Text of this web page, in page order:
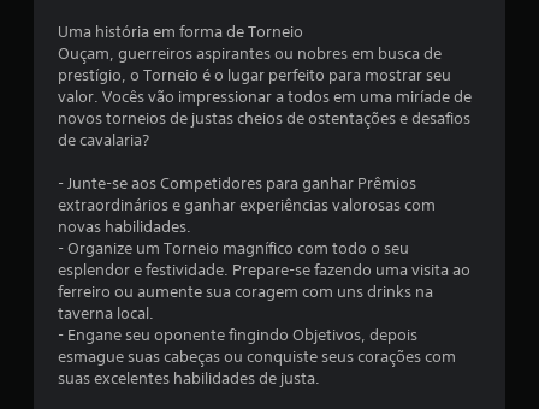
u
m
x
m
Uma história em forma de Torneio
Ouçam, guerreiros aspirantes ou nobres em busca de
prestígio, o Torneio é o lugar perfeito para mostrar seu
valor. Vocês vão impressionar a todos em uma miríade de
novos torneios de justas cheios de ostentações e desafios
de cavalaria?
- Junte-se aos Competidores para ganhar Prêmios
extraordinários e ganhar experiências valorosas com
novas habilidades.
- Organize um Torneio magnífico com todo o seu
esplendor e festividade. Prepare-se fazendo uma visita ao
ferreiro ou aumente sua coragem com uns drinks na
taverna local.
- Engane seu oponente fingindo Objetivos, depois
esmague suas cabeças ou conquiste seus corações com
suas excelentes habilidades de justa.